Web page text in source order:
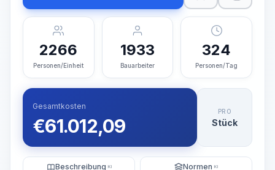
2266
Personen/Einheit
1933
Bauarbeiter
324
Personen/Tag
Gesamtkosten
€61.012,09
PRO
Stück
Beschreibung KI Normen KI